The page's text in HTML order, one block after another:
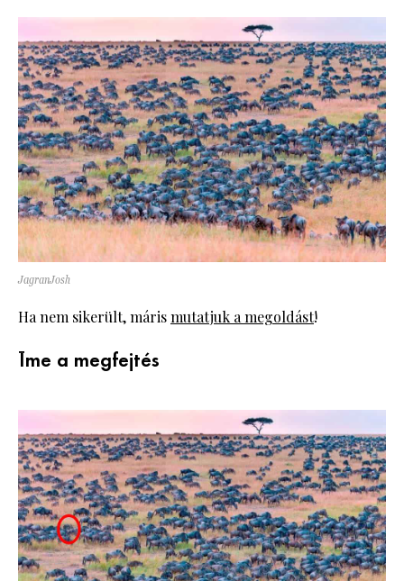
JagranJosh
Ha nem sikerült, márismutatjuk a megoldást!
Íme a megfejtés